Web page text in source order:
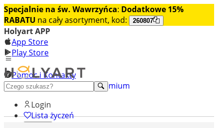
Specjalnie na św. Wawrzyńca: Dodatkowe 15%
RABATU na cały asortyment, kod: 260807
Holyart APP
App Store
Play Store
Pomoc i Kontakty
+48 222 922 860
Odkryj premium
Login
Lista życzeń